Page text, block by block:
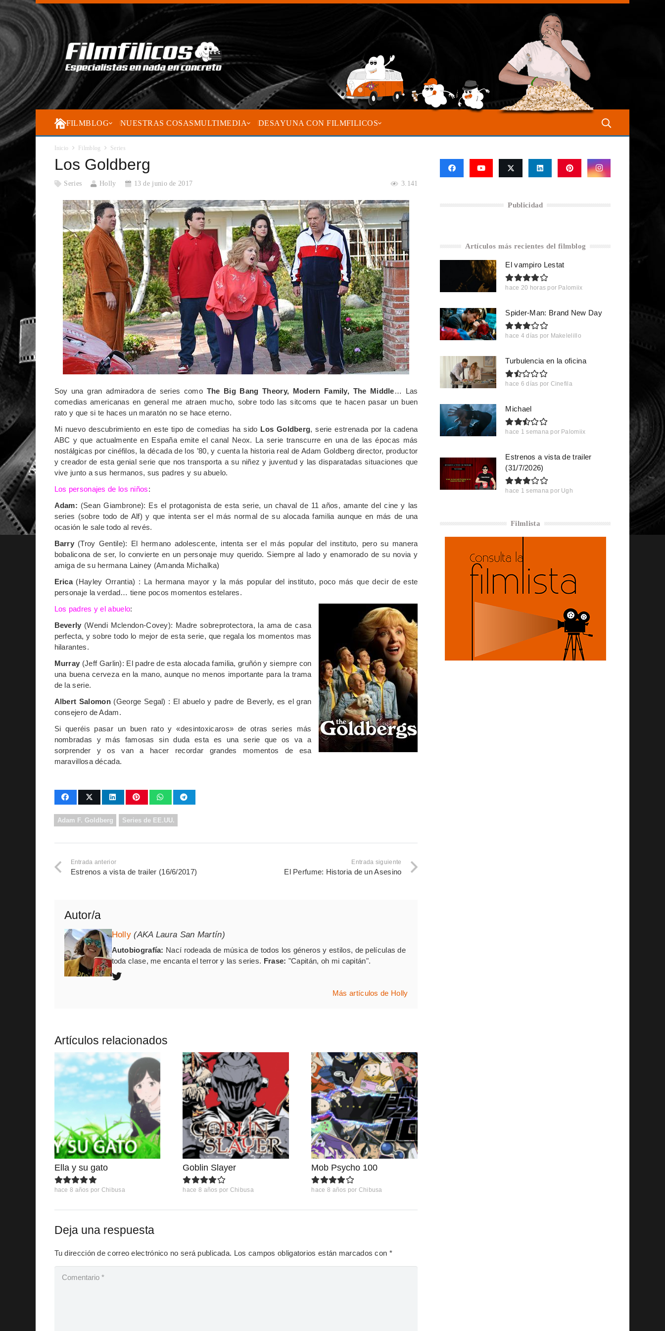
FILMBLOG NUESTRAS COSASMULTIMEDIA DESAYUNA CON FILMFILICOS
Inicio Filmblog Series
Los Goldberg
Series Holly 13 de junio de 2017 3.141
Soy una gran admiradora de series como The Big Bang Theory, Modern Family, The Middle… Las
comedias americanas en general me atraen mucho, sobre todo las sitcoms que te hacen pasar un buen
rato y que si te haces un maratón no se hace eterno.
Mi nuevo descubrimiento en este tipo de comedias ha sido Los Goldberg, serie estrenada por la cadena
ABC y que actualmente en España emite el canal Neox. La serie transcurre en una de las épocas más
nostálgicas por cinéfilos, la década de los ’80, y cuenta la historia real de Adam Goldberg director, productor
y creador de esta genial serie que nos transporta a su niñez y juventud y las disparatadas situaciones que
vive junto a sus hermanos, sus padres y su abuelo.
Los personajes de los niños:
Adam: (Sean Giambrone): Es el protagonista de esta serie, un chaval de 11 años, amante del cine y las
series (sobre todo de Alf) y que intenta ser el más normal de su alocada familia aunque en más de una
ocasión le sale todo al revés.
Barry (Troy Gentile): El hermano adolescente, intenta ser el más popular del instituto, pero su manera
bobalicona de ser, lo convierte en un personaje muy querido. Siempre al lado y enamorado de su novia y
amiga de su hermana Lainey (Amanda Michalka)
Erica(Hayley Orrantia) : La hermana mayor y la más popular del instituto, poco más que decir de este
personaje la verdad… tiene pocos momentos estelares.
Los padres y el abuelo:
Beverly (Wendi Mclendon-Covey): Madre sobreprotectora, la ama de casa
perfecta, y sobre todo lo mejor de esta serie, que regala los momentos mas
hilarantes.
Murray (Jeff Garlin): El padre de esta alocada familia, gruñón y siempre con
una buena cerveza en la mano, aunque no menos importante para la trama
de la serie.
Albert Salomon(George Segal) : El abuelo y padre de Beverly, es el gran
consejero de Adam.
Si queréis pasar un buen rato y «desintoxicaros» de otras series más
nombradas y más famosas sin duda esta es una serie que os va a
sorprender y os van a hacer recordar grandes momentos de esa
maravillosa década.
Adam F. Goldberg Series de EE.UU.
Entrada anterior
Estrenos a vista de trailer (16/6/2017)
Entrada siguiente
El Perfume: Historia de un Asesino
Autor/a
Holly (AKA Laura San Martín)
Autobiografía: Nací rodeada de música de todos los géneros y estilos, de películas de
toda clase, me encanta el terror y las series. Frase: "Capitán, oh mi capitán".
Más artículos de Holly
Artículos relacionados
Ella y su gato
hace 8 años por Chibusa
Goblin Slayer
hace 8 años por Chibusa
Mob Psycho 100
hace 8 años por Chibusa
Deja una respuesta
Tu dirección de correo electrónico no será publicada. Los campos obligatorios están marcados con *
Publicidad
Artículos más recientes del filmblog
El vampiro Lestat
hace 20 horas por Palomiix
Spider-Man: Brand New Day
hace 4 días por Makelelillo
Turbulencia en la oficina
hace 6 días por Cinefila
Michael
hace 1 semana por Palomiix
Estrenos a vista de trailer
(31/7/2026)
hace 1 semana por Ugh
Filmlista